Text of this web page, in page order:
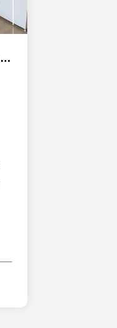
Colocation chambre meublée dans un 4P + C - 30 m²